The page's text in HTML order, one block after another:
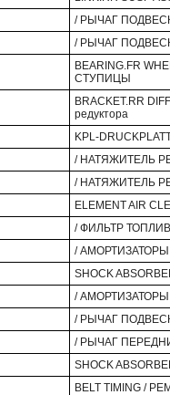
/ РЫЧАГ
/ РЫЧАГ
BEARING.FR
СТУПИЦЫ
BRACKET.RR
редуктора
KPL-
/ НАТЯЖИТЕЛЬ
/ НАТЯЖИТЕЛЬ
ELEMENT AIR
/ ФИЛЬТР
/
SHOCK
/
/ РЫЧАГ
/ РЫЧАГ
SHOCK
BELT TIMING /